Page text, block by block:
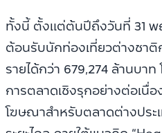
ทั้งนี้ ตั้งแต่ต้นปีถึงวันที่ 31 พ
ต้อนรับนักท่องเที่ยวต่างชาติ
รายได้กว่า 679,274 ล้านบา
การตลาดเชิงรุกอย่างต่อเนื่
โฆษณาสำหรับตลาดต่างประ